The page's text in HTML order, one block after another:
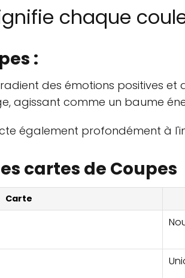
chaque
:
des émotions positives
agissant comme un baume
également profondément à
cartes de Coupes
Carte